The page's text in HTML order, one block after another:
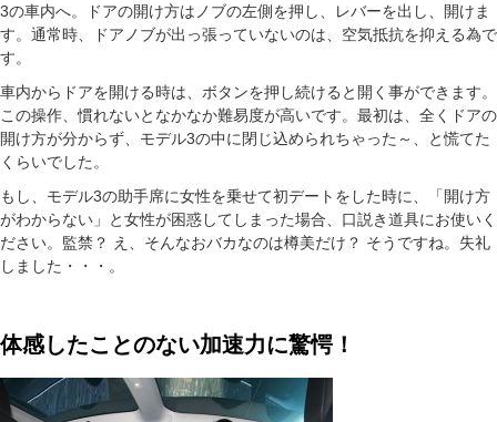
3の車内へ。ドアの開け方はノブの左側を押し、レバーを出し、開けま
す。通常時、ドアノブが出っ張っていないのは、空気抵抗を抑える為で
す。
車内からドアを開ける時は、ボタンを押し続けると開く事ができます。
この操作、慣れないとなかなか難易度が高いです。最初は、全くドアの
開け方が分からず、モデル3の中に閉じ込められちゃった～、と慌てた
くらいでした。
もし、モデル3の助手席に女性を乗せて初デートをした時に、「開け方
がわからない」と女性が困惑してしまった場合、口説き道具にお使いく
ださい。監禁？ え、そんなおバカなのは樽美だけ？ そうですね。失礼
しました・・・。
体感したことのない加速力に驚愕！